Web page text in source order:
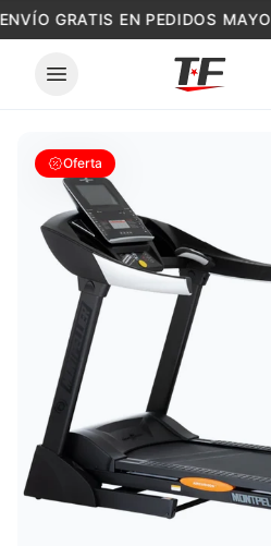
Skip to contentGRATIS EN PEDIDOS
Oferta